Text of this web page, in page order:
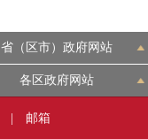
省（区市）政府网站
各区政府网站
邮箱